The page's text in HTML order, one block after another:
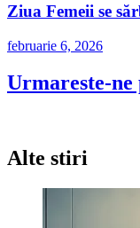
Ziua Femeii se
februarie 6, 2026
Urmareste-ne
Alte stiri